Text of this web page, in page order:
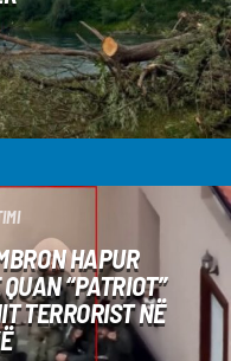
HAPUR
“PATRIOT”
TERRORIST NË